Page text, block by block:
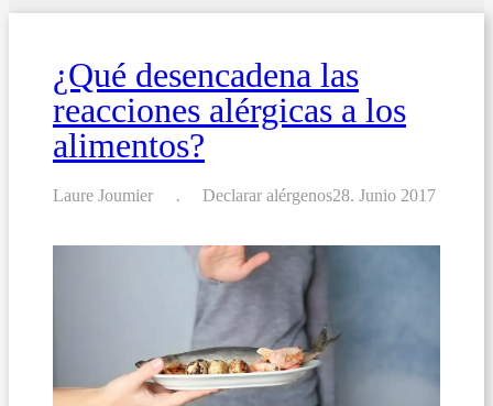
1169/2011
para
la
indicación
de
alérgenos
en
¿Qué desencadena las
reacciones alérgicas a los
alimentos?
Laure Joumier Declarar alérgenos28. Junio 2017